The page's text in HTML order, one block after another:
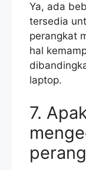
Ya, ada
tersedia
perangkat
hal
laptop.
7.